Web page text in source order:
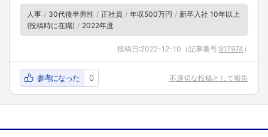
人事 30代後半男性 正社員 年収500万円
新卒入社 10年以上
(投稿時に在職)
2022年度
投稿日:2022-12-10 （記事番号:917974 ）
参考になった 0 不適切な投稿として報告